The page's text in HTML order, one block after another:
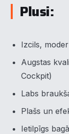
Plusi:
Izcils,
Augstas
Cockpit)
Labs
Plašs un
Ietilpīgs